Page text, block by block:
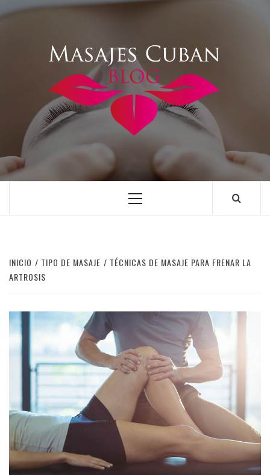
Saltar
Menú
INICIO TIPO DE MASAJE
TÉCNICAS DE MASAJE PARA FRENAR LA
ARTROSIS